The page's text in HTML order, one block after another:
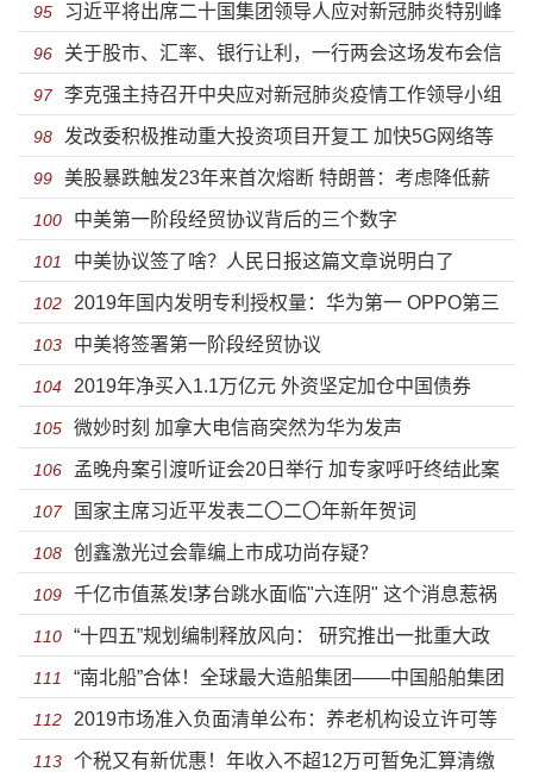
95 习近平将出席二十国集团领导人应对新冠肺炎特别峰
会
96 关于股市、汇率、银行让利，一行两会这场发布会信
息量巨大
97 李克强主持召开中央应对新冠肺炎疫情工作领导小组
会议 部署调整优化防控措施 进一步精准防范疫情跨境输
入输出等
98 发改委积极推动重大投资项目开复工 加快5G网络等
新基建建设进度
99 美股暴跌触发23年来首次熔断 特朗普：考虑降低薪
资税救市
100 中美第一阶段经贸协议背后的三个数字
101 中美协议签了啥？人民日报这篇文章说明白了
102 2019年国内发明专利授权量：华为第一 OPPO第三
103 中美将签署第一阶段经贸协议
104 2019年净买入1.1万亿元 外资坚定加仓中国债券
105 微妙时刻 加拿大电信商突然为华为发声
106 孟晚舟案引渡听证会20日举行 加专家呼吁终结此案
107 国家主席习近平发表二〇二〇年新年贺词
108 创鑫激光过会靠编上市成功尚存疑？
109 千亿市值蒸发!茅台跳水面临"六连阴" 这个消息惹祸
110 “十四五”规划编制释放风向： 研究推出一批重大政
策、重大举措、重大工程
111 “南北船”合体！全球最大造船集团——中国船舶集团
有限公司成立
112 2019市场准入负面清单公布：养老机构设立许可等
审批放开
113 个税又有新优惠！年收入不超12万可暂免汇算清缴